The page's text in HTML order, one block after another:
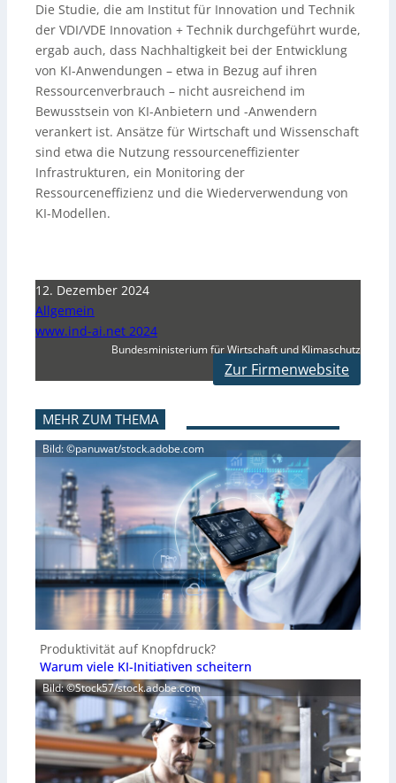
Die Studie, die am Institut für Innovation und Technik
der VDI/VDE Innovation + Technik durchgeführt wurde,
ergab auch, dass Nachhaltigkeit bei der Entwicklung
von KI-Anwendungen – etwa in Bezug auf ihren
Ressourcenverbrauch – nicht ausreichend im
Bewusstsein von KI-Anbietern und -Anwendern
verankert ist. Ansätze für Wirtschaft und Wissenschaft
sind etwa die Nutzung ressourceneffizienter
Infrastrukturen, ein Monitoring der
Ressourceneffizienz und die Wiederverwendung von
KI-Modellen.
12. Dezember 2024
Allgemein
www.ind-ai.net 2024
Bundesministerium für Wirtschaft und Klimaschutz
Zur Firmenwebsite
MEHR ZUM THEMA
Bild: ©panuwat/stock.adobe.com
Produktivität auf Knopfdruck?
Warum viele KI-Initiativen scheitern
Bild: ©Stock57/stock.adobe.com